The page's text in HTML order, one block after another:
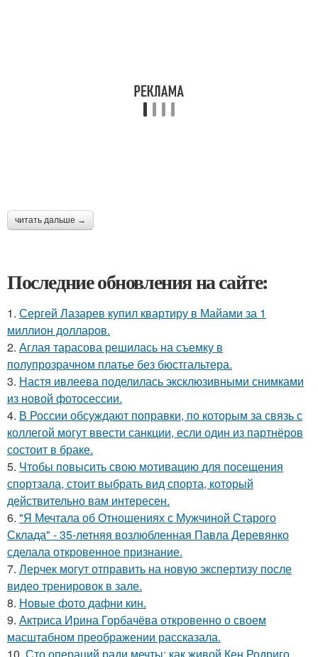
читать дальше →
Последние обновления на сайте:
1. Сергей Лазарев купил квартиру в Майами за 1
миллион долларов.
2. Аглая тарасова решилась на съемку в
полупрозрачном платье без бюстгальтера.
3. Настя ивлеева поделилась эксклюзивными снимками
из новой фотосессии.
4. В России обсуждают поправки, по которым за связь с
коллегой могут ввести санкции, если один из партнёров
состоит в браке.
5. Чтобы повысить свою мотивацию для посещения
спортзала, стоит выбрать вид спорта, который
действительно вам интересен.
6. "Я Мечтала об Отношениях с Мужчиной Старого
Склада" - 35-летняя возлюбленная Павла Деревянко
сделала откровенное признание.
7. Лерчек могут отправить на новую экспертизу после
видео тренировок в зале.
8. Новые фото дафни кин.
9. Актриса Ирина Горбачёва откровенно о своем
масштабном преображении рассказала.